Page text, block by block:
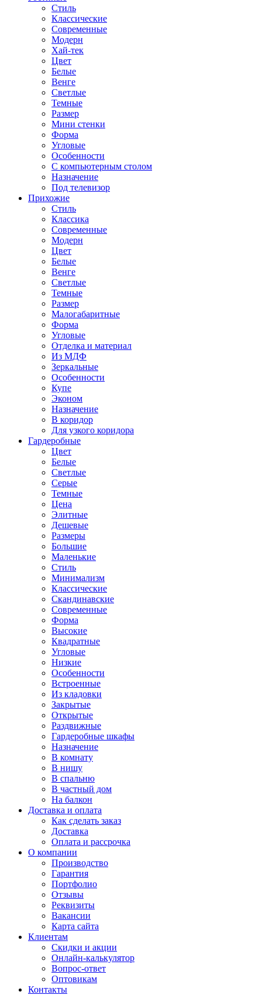
Стиль
Классические
Современные
Модерн
Хай-тек
Цвет
Белые
Венге
Светлые
Темные
Размер
Мини стенки
Форма
Угловые
Особенности
С компьютерным столом
Назначение
Под телевизор
Прихожие
Стиль
Классика
Современные
Модерн
Цвет
Белые
Венге
Светлые
Темные
Размер
Малогабаритные
Форма
Угловые
Отделка и материал
Из МДФ
Зеркальные
Особенности
Купе
Эконом
Назначение
В коридор
Для узкого коридора
Гардеробные
Цвет
Белые
Светлые
Серые
Темные
Цена
Элитные
Дешевые
Размеры
Большие
Маленькие
Стиль
Минимализм
Классические
Скандинавские
Современные
Форма
Высокие
Квадратные
Угловые
Низкие
Особенности
Встроенные
Из кладовки
Закрытые
Открытые
Раздвижные
Гардеробные шкафы
Назначение
В комнату
В нишу
В спальню
В частный дом
На балкон
Доставка и оплата
Как сделать заказ
Доставка
Оплата и рассрочка
О компании
Производство
Гарантия
Портфолио
Отзывы
Реквизиты
Вакансии
Карта сайта
Клиентам
Скидки и акции
Онлайн-калькулятор
Вопрос-ответ
Оптовикам
Контакты